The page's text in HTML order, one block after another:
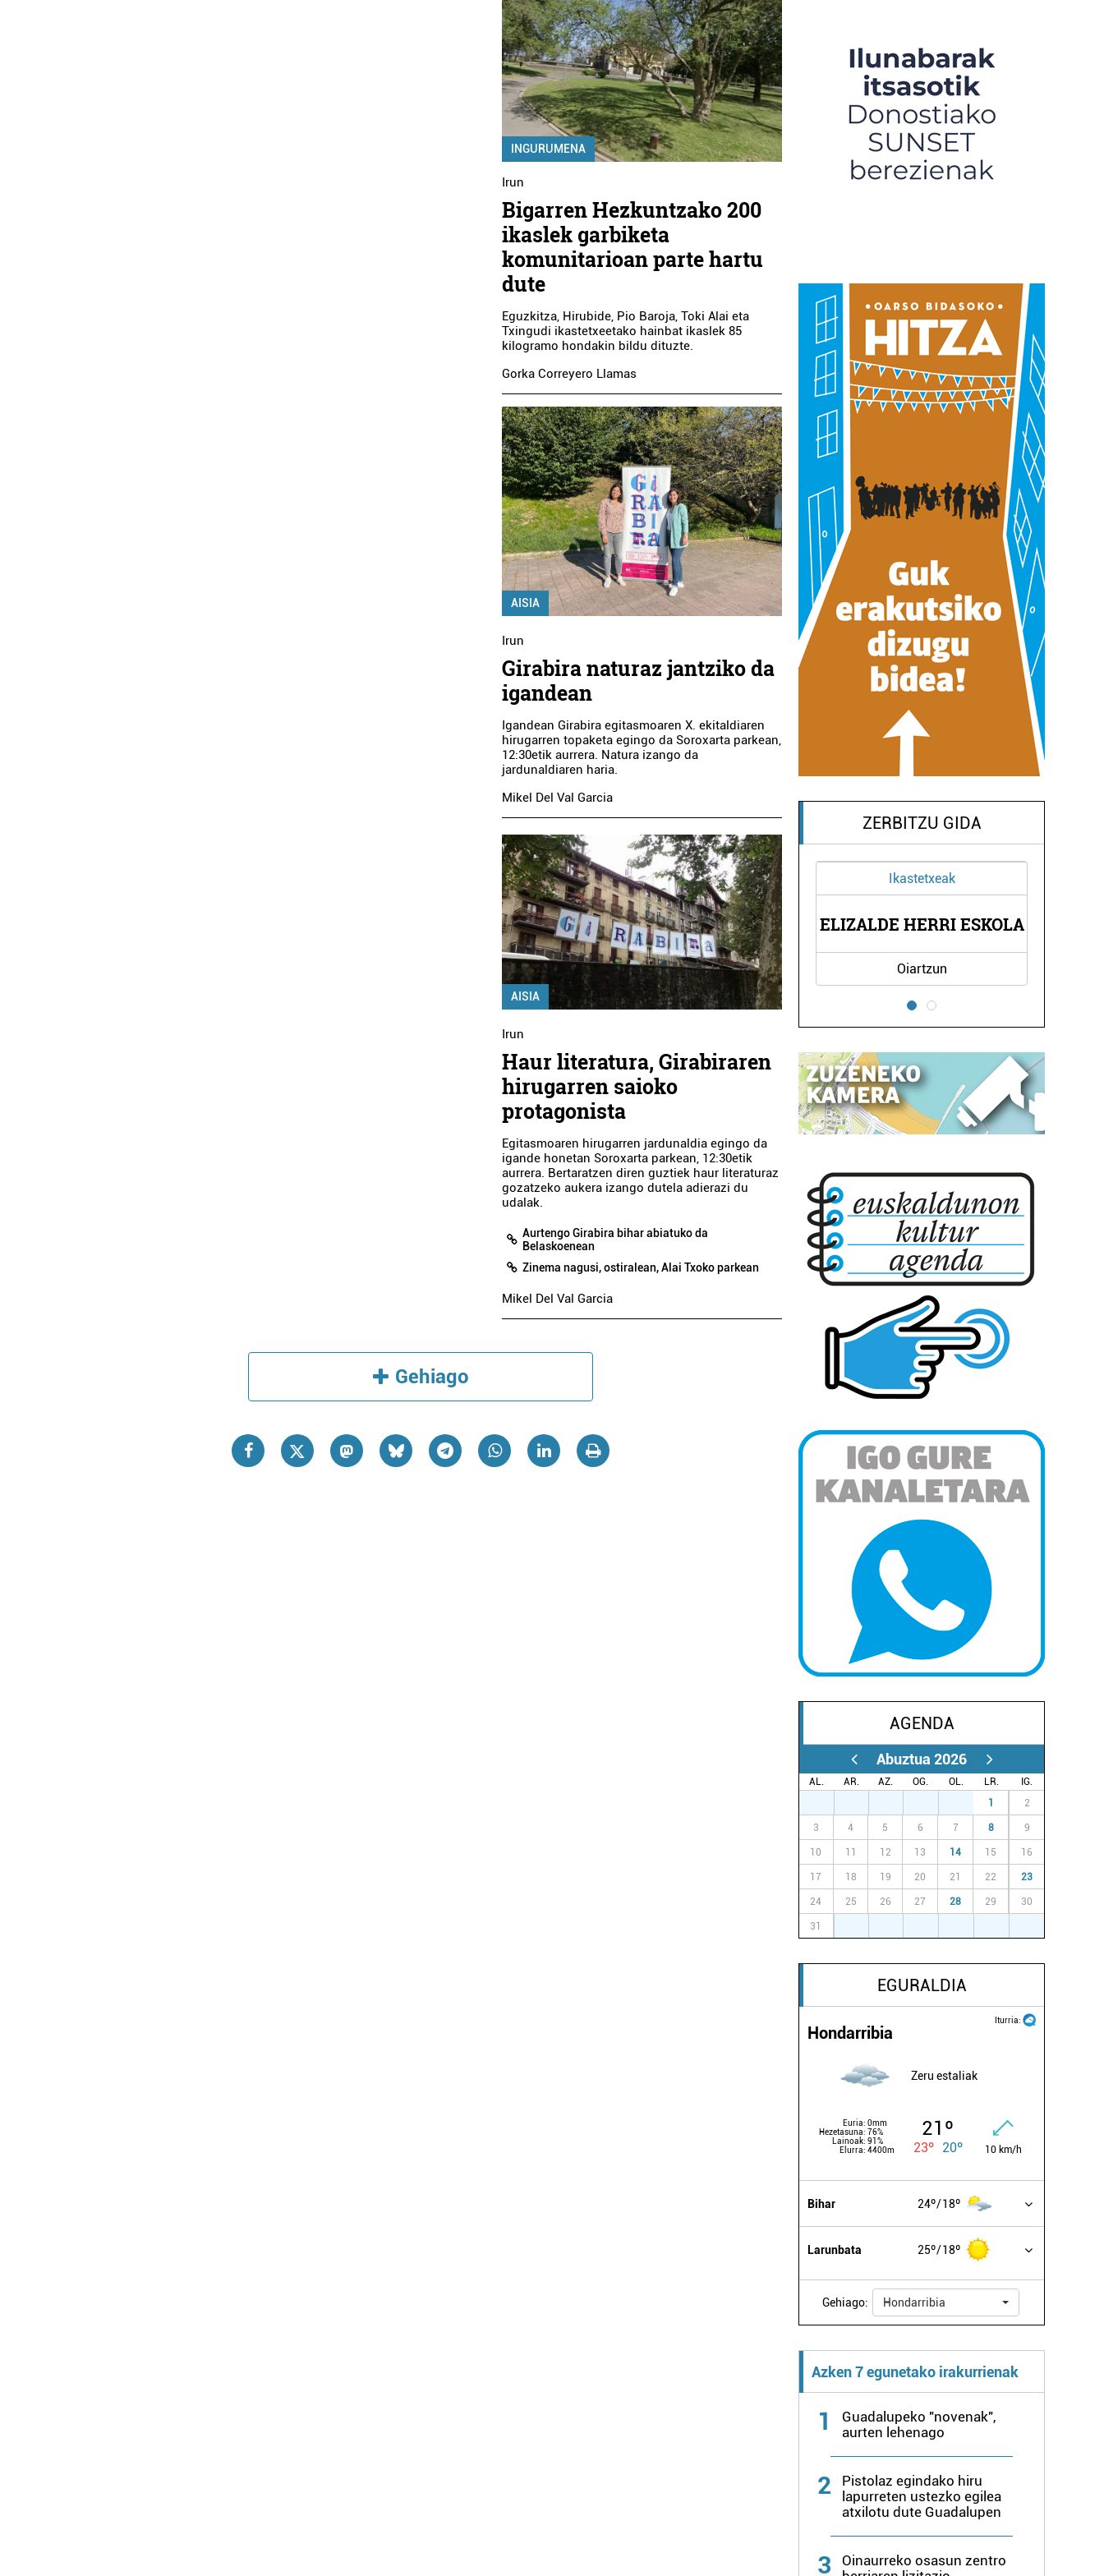
INGURUMENA
Irun
Bigarren Hezkuntzako 200
ikaslek garbiketa
komunitarioan parte hartu
dute
Eguzkitza, Hirubide, Pio Baroja, Toki Alai eta
Txingudi ikastetxeetako hainbat ikaslek 85
kilogramo hondakin bildu dituzte.
Gorka Correyero Llamas
AISIA
Irun
Girabira naturaz jantziko da
igandean
Igandean Girabira egitasmoaren X. ekitaldiaren
hirugarren topaketa egingo da Soroxarta parkean,
12:30etik aurrera. Natura izango da
jardunaldiaren haria.
Mikel Del Val Garcia
AISIA
Irun
Haur literatura, Girabiraren
hirugarren saioko
protagonista
Egitasmoaren hirugarren jardunaldia egingo da
igande honetan Soroxarta parkean, 12:30etik
aurrera. Bertaratzen diren guztiek haur literaturaz
gozatzeko aukera izango dutela adierazi du
udalak.
Aurtengo Girabira bihar abiatuko da
Belaskoenean
Zinema nagusi, ostiralean, Alai Txoko parkean
Mikel Del Val Garcia
Gehiago
ZERBITZU GIDA
ELIZALDE HERRI ESKOLA
Higiezin agentziak
ELDUAYEN HIGIEZINEN
AGENTZIA
Hondarribia
Ikastetxeak
ELIZALDE HERRI ESKOLA
Oiartzun
AGENDA
Abuztua 2026
AL. AR. AZ. OG. OL. LR.
IG.
1 2
3 4 5 6 7 8 9
10 11 12 13 14 15 16
17 18 19 20 21 22 23
24 25 26 27 28 29 30
31
EGURALDIA
Iturria:
Hondarribia
Zeru estaliak
Euria: 0mm
Hezetasuna: 76%
Lainoak: 91%
Elurra: 4400m
21º
23º 20º 10 km/h
Bihar 24º 18º
Larunbata 25º 18º
Gehiago: Hondarribia
Azken 7 egunetako irakurrienak
1
Guadalupeko "novenak",
aurten lehenago
2
Pistolaz egindako hiru
lapurreten ustezko egilea
atxilotu dute Guadalupen
3
Oinaurreko osasun zentro